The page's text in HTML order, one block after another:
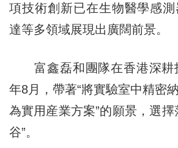
項技術創新已在生物醫學感
達等多領域展現出廣闊前景。
富鑫磊和團隊在香港深耕
年8月，帶著“將實驗室中精密
為實用産業方案”的願景，選擇
谷”。